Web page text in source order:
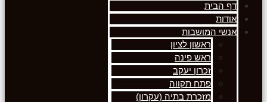
דף הבית
אודות
אנשי המושבות
ראשון לציון
ראש פינה
זכרון יעקב
פתח תקווה
מזכרת בתיה (עקרון)